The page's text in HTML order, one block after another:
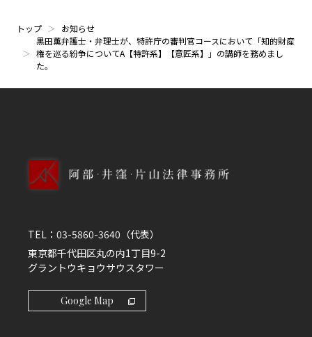
トップ
お知らせ
黒田薫弁護士・弁理士が、特許庁の審判官コースにおいて「知的財産
権を巡る紛争についてA【特許系】【意匠系】」の講師を務めまし
た。
TEL： 03-5860-3640 （代表）
東京都千代田区丸の内1丁目9-2
グラントウキョウサウスタワー
Google Map